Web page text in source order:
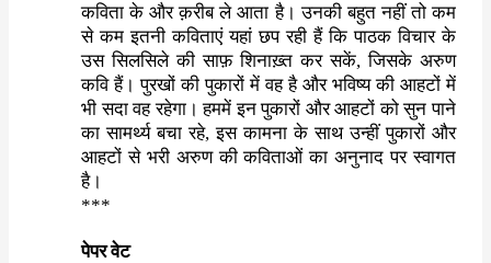
कविता के और क़रीब ले आता है। उनकी बहुत नहीं तो कम
से कम इतनी कविताएं यहां छप रही हैं कि पाठक विचार के
उस सिलसिले की साफ़ शिनाख़्त कर सकें,जिसके अरुण
कवि हैं। पुरखों की पुकारों में वह है और भविष्य की आहटों में
भी सदा वह रहेगा। हममें इन पुकारों और आहटों को सुन पाने
का सामर्थ्य बचा रहे,इस कामना के साथ उन्हीं पुकारों और
आहटों से भरी अरुण की कविताओं का अनुनाद पर स्वागत
है।
***
पेपर वेट